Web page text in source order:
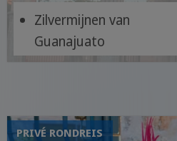
Zilvermijnen van
Guanajuato
Ruïnes van Teotihuacán
PRIVÉ RONDREIS